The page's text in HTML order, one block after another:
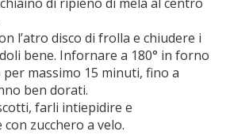
l’atro disco di frolla e chiudere i
bene. Infornare a 180° in forno
massimo 15 minuti, fino a
ben dorati.
farli intiepidire e
zucchero a velo.